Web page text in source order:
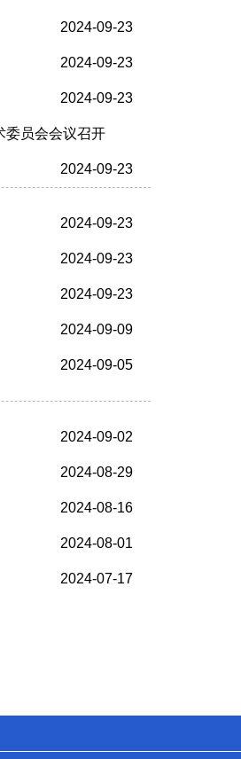
2024-09-23
2024-09-23
2024-09-23
委员会会议召开
2024-09-23
2024-09-23
2024-09-23
2024-09-23
2024-09-09
2024-09-05
2024-09-02
2024-08-29
2024-08-16
2024-08-01
2024-07-17